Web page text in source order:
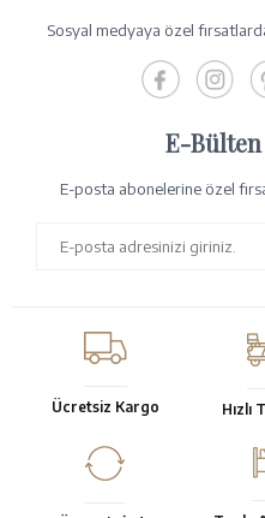
Sosyal medyaya özel
E-
E-posta abonelerine özel
Ücretsiz Kargo Hızlı